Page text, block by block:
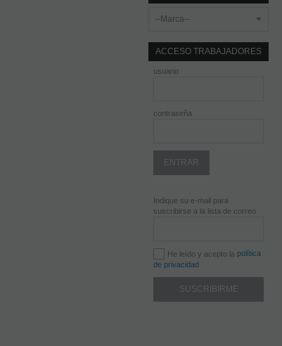
ACCESO TRABAJADORES
usuario
contraseña
Indique su e-mail para
suscribirse a la lista de correo
He leído y acepto la política
de privacidad